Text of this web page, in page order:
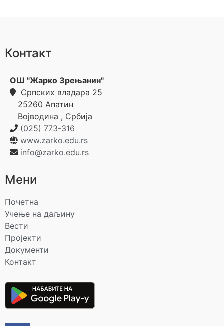
Контакт
ОШ "Жарко Зрењанин"
Српских владара 25
25260 Апатин
Војводина , Србија
(025) 773-316
www.zarko.edu.rs
info@zarko.edu.rs
Мени
Почетна
Учење на даљину
Вести
Пројекти
Документи
Контакт